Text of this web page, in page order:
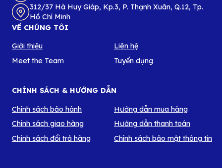
312/37 Hà Huy Giáp, Kp.3, P. Thạnh Xuân, Q.12, Tp.
Hồ Chí Minh
VỀ CHÚNG TÔI
Giới thiệu
Meet the Team
Liên hệ
Tuyển dụng
CHÍNH SÁCH & HƯỚNG DẪN
Chính sách bảo hành
Chính sách giao hàng
Chính sách đổi trả hàng
Hướng dẫn mua hàng
Hướng dẫn thanh toán
Chính sách bảo mật thông tin